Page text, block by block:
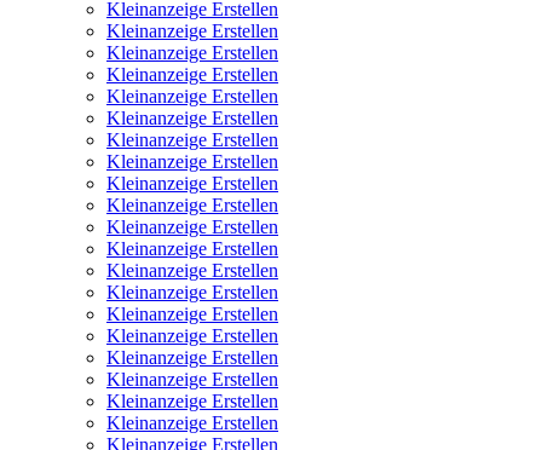
Kleinanzeige Erstellen
Kleinanzeige Erstellen
Kleinanzeige Erstellen
Kleinanzeige Erstellen
Kleinanzeige Erstellen
Kleinanzeige Erstellen
Kleinanzeige Erstellen
Kleinanzeige Erstellen
Kleinanzeige Erstellen
Kleinanzeige Erstellen
Kleinanzeige Erstellen
Kleinanzeige Erstellen
Kleinanzeige Erstellen
Kleinanzeige Erstellen
Kleinanzeige Erstellen
Kleinanzeige Erstellen
Kleinanzeige Erstellen
Kleinanzeige Erstellen
Kleinanzeige Erstellen
Kleinanzeige Erstellen
Kleinanzeige Erstellen